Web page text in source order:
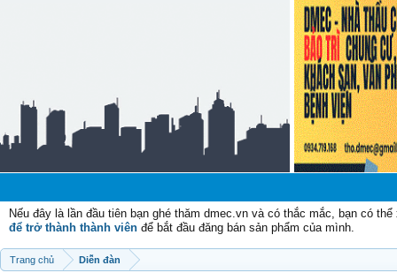
Nếu đây là lần đầu tiên bạn ghé thăm dmec.vn và có thắc mắc, bạn có
để trở thành thành viên để bắt đầu đăng bán sản phẩm của mình.
Trang chủ Diễn đàn